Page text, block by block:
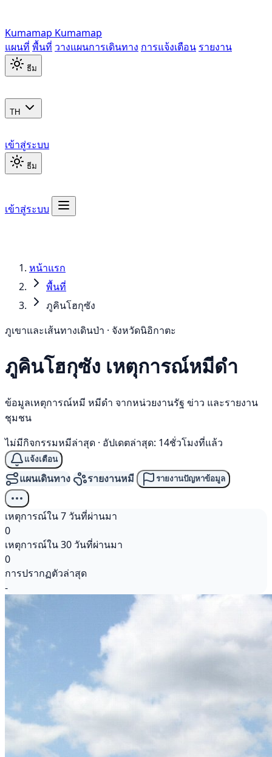
Kumamap Kumamap
แผนที่ พื้นที่ วางแผนการเดินทาง การแจ้งเตือน รายงาน
ธีม
TH
เข้าสู่ระบบ
ธีม
เข้าสู่ระบบ
หน้าแรก
พื้นที่
ภูคินโฮกุซัง
ภูเขาและเส้นทางเดินป่า · จังหวัดนิอิกาตะ
ภูคินโฮกุซัง เหตุการณ์หมีดำ
ข้อมูลเหตุการณ์หมี หมีดำ จากหน่วยงานรัฐ ข่าว และรายงาน
ชุมชน
ไม่มีกิจกรรมหมีล่าสุด · อัปเดตล่าสุด: 14ชั่วโมงที่แล้ว
แจ้งเตือน
แผนเดินทาง รายงานหมี รายงานปัญหาข้อมูล
เหตุการณ์ใน 7 วันที่ผ่านมา
0
เหตุการณ์ใน 30 วันที่ผ่านมา
0
การปรากฏตัวล่าสุด
-